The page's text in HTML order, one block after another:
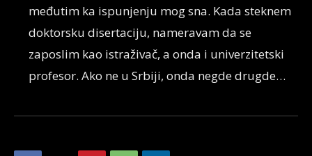
međutim ka ispunjenju mog sna. Kada steknem
doktorsku disertaciju, nameravam da se
zaposlim kao istraživač, a onda i univerzitetski
profesor. Ako ne u Srbiji, onda negde drugde…